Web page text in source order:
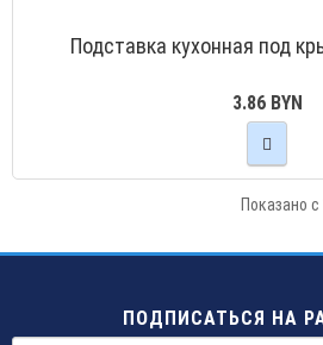
Подставка кухонная под
3.86 BYN
Показано
ПОДПИСАТЬСЯ НА